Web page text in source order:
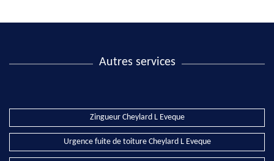
Autres services
Zingueur Cheylard L Eveque
Urgence fuite de toiture Cheylard L Eveque